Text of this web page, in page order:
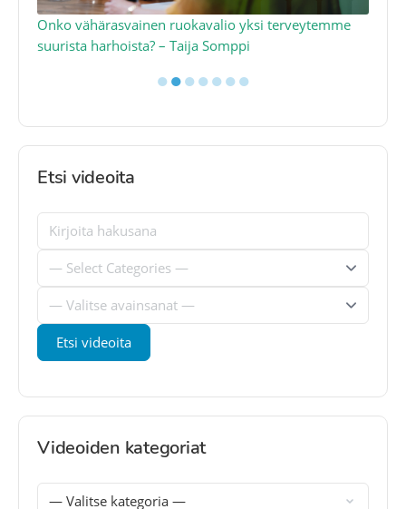
Onko vähärasvainen ruokavalio yksi terveytemme
suurista harhoista? – Taija Somppi
●●●●●●●
Etsi videoita
Videoiden kategoriat